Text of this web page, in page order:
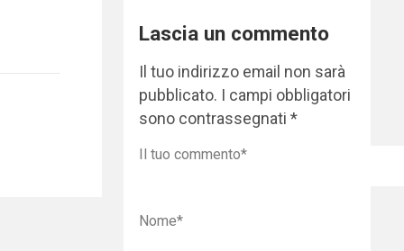
Lascia un commento
Il tuo indirizzo email non sarà
pubblicato. I campi obbligatori
sono contrassegnati*